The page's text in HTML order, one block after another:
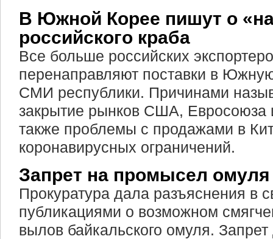
В Южной Корее пишут о
российского краба
Все больше российских
перенаправляют поставки в
СМИ республики. Причинами
закрытие рынков США, Евросоюза
также проблемы с продажами в
коронавирусных ограничений.
Запрет на промысел омуля
Прокуратура дала разъяснения в
публикациями о возможном
вылов байкальского омуля.